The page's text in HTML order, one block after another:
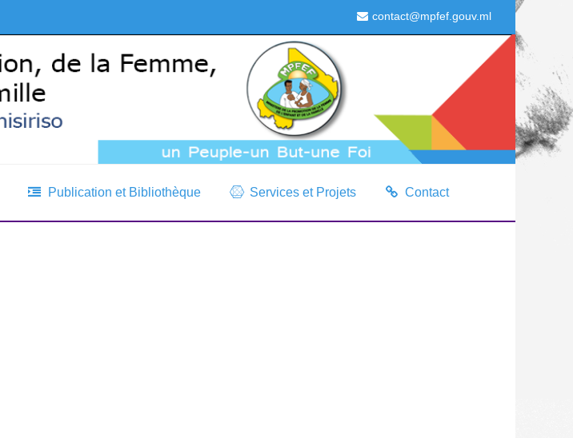
contact@mpfef.gouv.ml
Publication et Bibliothèque Services et Projets Contact